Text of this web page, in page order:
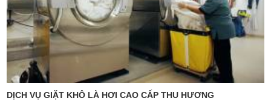
DỊCH VỤ GIẶT KHÔ LÀ HƠI CAO CẤP THU HƯƠNG